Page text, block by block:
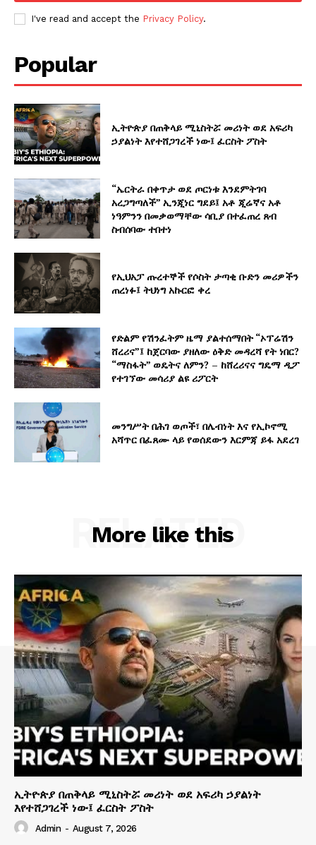
I've read and accept the Privacy Policy.
Popular
ኢትዮጵያ በጠቅላይ ሚኒስትሯ መሪነት ወደ አፍሪካ
ኃያልነት እየተሸጋገረች ነው፤ ፈርስት ፖስት
“ኤርትራ በቀጥታ ወደ ጦርነቱ እንደምትገባ
አረጋግጣለች” ኢንጂነር ግደይ፤ አቶ ጂሬኛና አቶ
ነዓምንን በመቃወማቸው ሳቢያ በተፈጠረ ጸብ
ስብሰባው ተበተነ
የኢህአፓ ጡረተኞች የሶስት ታጣቂ ቡድን መሪዎችን
ጠረነፉ፤ ትህነግ አኩርፎ ቀረ
የድልም የሽንፈትም ዜማ ያልተሰማበት “ኦፕሬሽን
ሸረሪና”፤ ከጀርባው ያዘለው ዕቅድ መዳረሻ የት ነበር?
“ማስፋት” ወዴትና ለምን? – ከሸረሪናና ግዴማ ዲፖ
የተገኘው መሳሪያ ልዩ ሪፖርት
መንግሥት በሕገ ወጦች፣ በሌብነት እና የኢኮኖሚ
አሻጥር በፈጸሙ ላይ የወሰደውን እርምጃ ይፋ አደረገ
More like this
RELATED
ኢትዮጵያ በጠቅላይ ሚኒስትሯ መሪነት ወደ አፍሪካ ኃያልነት
እየተሸጋገረች ነው፤ ፈርስት ፖስት
Admin - August 7, 2026